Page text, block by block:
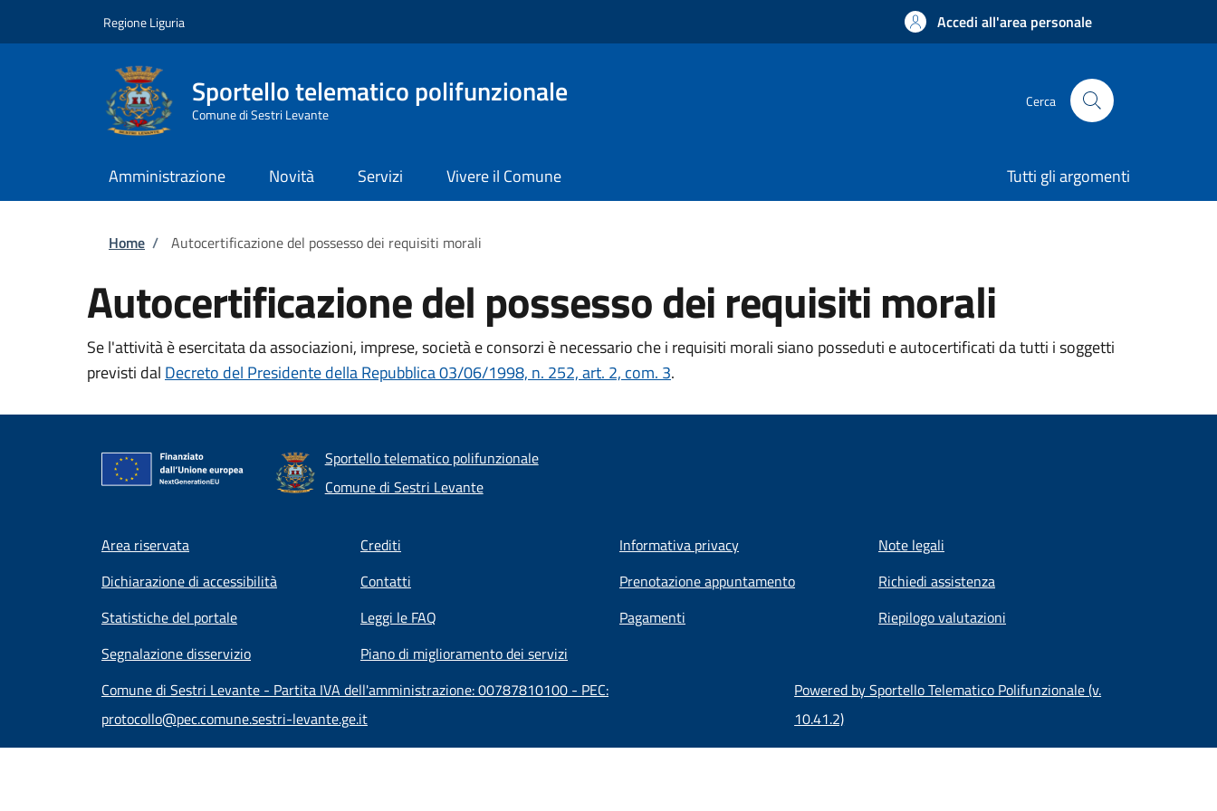
Regione Liguria Accedi all'area personale
Sportello telematico polifunzionale
Comune di Sestri Levante
Cerca
Amministrazione Novità Servizi Vivere il Comune Tutti gli argomenti
Briciole di pane
Home / Autocertificazione del possesso dei requisiti morali
Autocertificazione del possesso dei requisiti morali
Se l'attività è esercitata da associazioni, imprese, società e consorzi è necessario che i requisiti morali siano posseduti e autocertificati da tutti i soggetti
previsti dal Decreto del Presidente della Repubblica 03/06/1998, n. 252, art. 2, com. 3.
Sportello telematico polifunzionale
Comune di Sestri Levante
Footer menu
Area riservata Crediti Informativa privacy
Note legali
Dichiarazione di accessibilità
Contatti Prenotazione appuntamento
Richiedi assistenza
Statistiche del portale
Leggi le FAQ Pagamenti
Riepilogo valutazioni
Segnalazione disservizio
Piano di miglioramento dei servizi
Comune di Sestri Levante - Partita IVA dell'amministrazione: 00787810100 - PEC:
protocollo@pec.comune.sestri-levante.ge.it
Powered by Sportello Telematico Polifunzionale (v.
10.41.2)